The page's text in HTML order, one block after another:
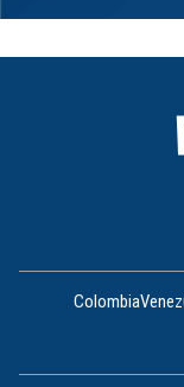
8
Colombia